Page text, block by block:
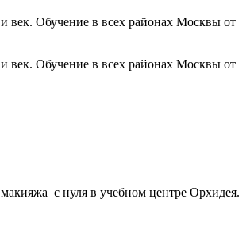
век. Обучение в всех районах Москвы от
век. Обучение в всех районах Москвы от
с нуля в учебном центре Орхидея.